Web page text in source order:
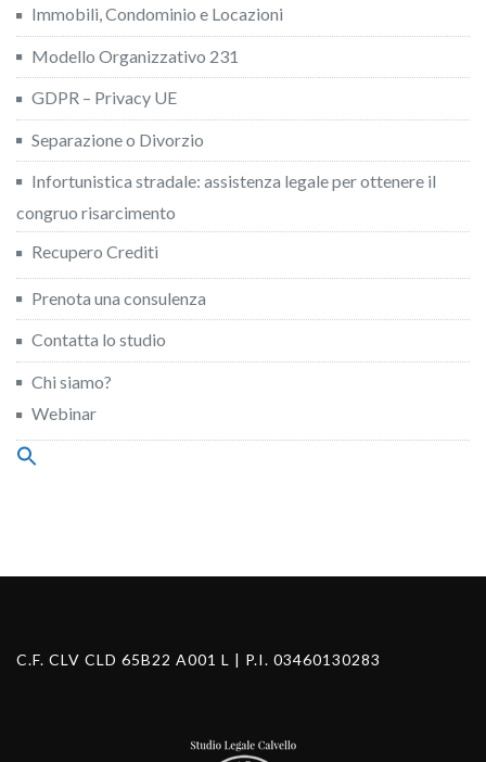
Immobili, Condominio e Locazioni
Modello Organizzativo 231
GDPR – Privacy UE
Separazione o Divorzio
Infortunistica stradale: assistenza legale per ottenere il
congruo risarcimento
Recupero Crediti
Prenota una consulenza
Contatta lo studio
Chi siamo?
Webinar
Search
C.F. CLV CLD 65B22 A001 L | P.I. 03460130283